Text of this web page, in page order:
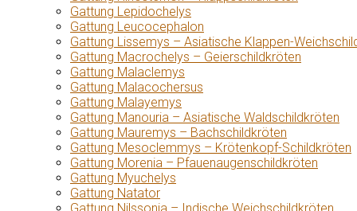
Gattung Lepidochelys
Gattung Leucocephalon
Gattung Lissemys – Asiatische Klappen-
Gattung Macrochelys – Geierschildkröten
Gattung Malaclemys
Gattung Malacochersus
Gattung Malayemys
Gattung Manouria – Asiatische Waldschildkröten
Gattung Mauremys – Bachschildkröten
Gattung Mesoclemmys – Krötenkopf-Schildkröten
Gattung Morenia – Pfauenaugenschildkröten
Gattung Myuchelys
Gattung Natator